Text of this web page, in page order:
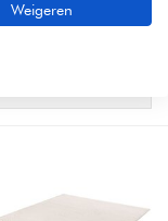
Weigeren